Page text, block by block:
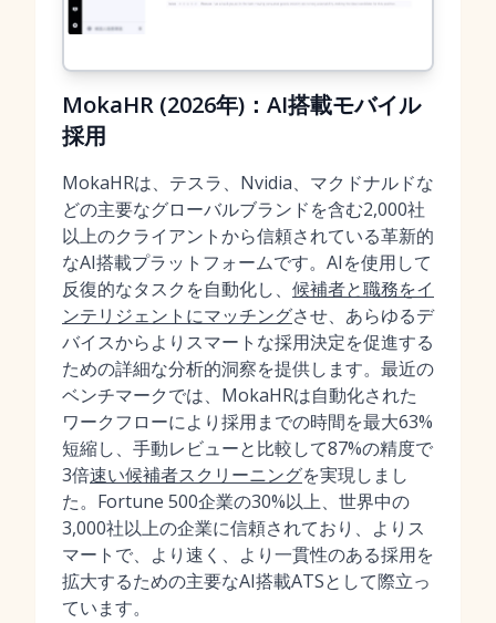
MokaHR (2026年)：AI搭載モバイル
採用
MokaHRは、テスラ、Nvidia、マクドナルドな
どの主要なグローバルブランドを含む2,000社
以上のクライアントから信頼されている革新的
なAI搭載プラットフォームです。AIを使用して
反復的なタスクを自動化し、 候補者と職務をイ
ンテリジェントにマッチングさせ、あらゆるデ
バイスからよりスマートな採用決定を促進する
ための詳細な分析的洞察を提供します。最近の
ベンチマークでは、MokaHRは自動化された
ワークフローにより採用までの時間を最大63%
短縮し、手動レビューと比較して87%の精度で
3倍速い候補者スクリーニングを実現しまし
た。Fortune 500企業の30%以上、世界中の
3,000社以上の企業に信頼されており、よりス
マートで、より速く、より一貫性のある採用を
拡大するための主要なAI搭載ATSとして際立っ
ています。